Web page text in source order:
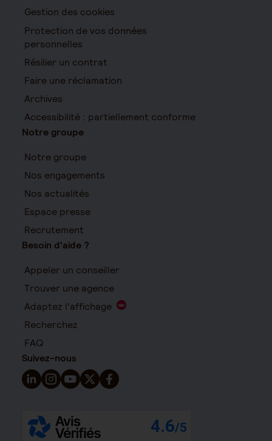
Gestion des cookies
Protection de vos données
personnelles
Résilier un contrat
Faire une réclamation
Archives
Accessibilité : partiellement conforme
Notre groupe
Notre groupe
Nos engagements
Nos actualités
Espace presse
Recrutement
Besoin d'aide ?
Appeler un conseiller
Trouver une agence
Adaptez l'affichage
Recherchez
FAQ
Suivez-nous
Suivez-nous sur LinkedIn - Nouvelle fenêtre
Suivez-nous sur Instagram - Nouvelle fenêtre
Suivez-nous sur YouTube - Nouvelle fenêtre
Suivez-nous sur X - Nouvelle fenêtre
Suivez-nous sur Facebook - Nouvelle